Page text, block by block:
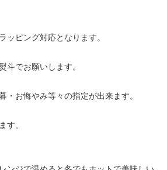
ッピング対応となります。
斗でお願いします。
お悔やみ等々の指定が出来ます。
す。